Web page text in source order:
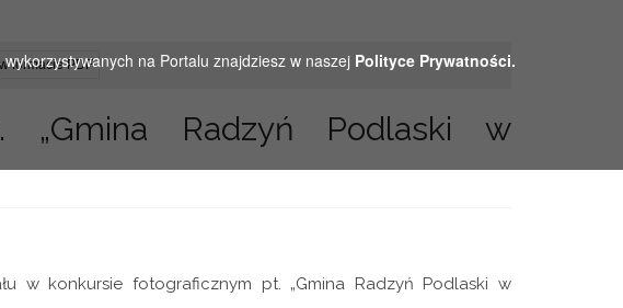
formacie PDF
„Gmina Radzyń Podlaski w
w konkursie fotograficznym pt. „Gmina Radzyń Podlaski w
na Portalu znajdziesz w naszej Polityce Prywatności.